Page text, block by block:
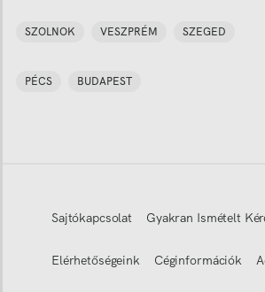
SZOLNOK VESZPRÉM SZEGED
PÉCS BUDAPEST
Sajtókapcsolat Gyakran Ismételt
Elérhetőségeink Céginformációk